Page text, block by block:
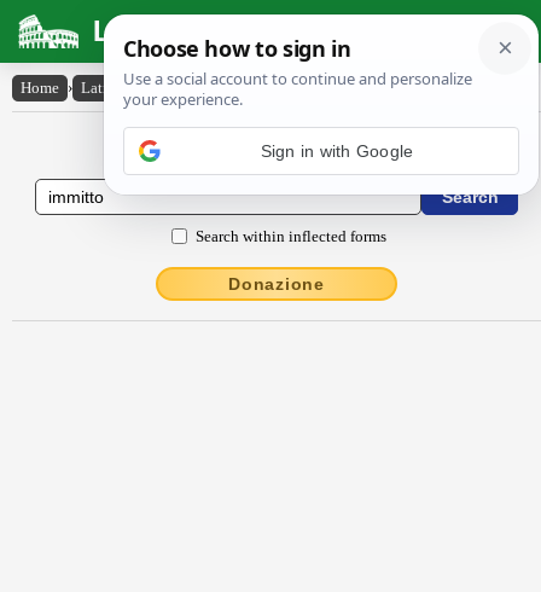
Latin Dictionary
Home › Latin-English › immitto
Latin to English Dictionary
Search within inflected forms
Donazione
Sign in with Google